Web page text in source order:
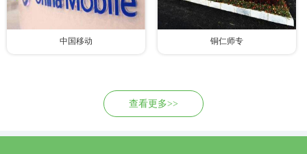
中国移动 铜仁师专
查看更多>>